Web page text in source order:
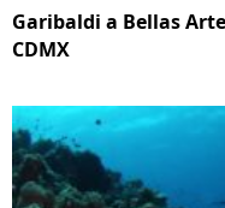
Garibaldi a Bellas
CDMX